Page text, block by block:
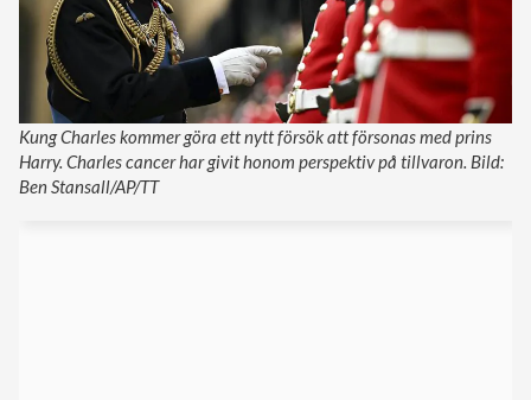
Kung Charles kommer göra ett nytt försök att försonas med prins
Harry. Charles cancer har givit honom perspektiv på tillvaron. Bild:
Ben Stansall/AP/TT